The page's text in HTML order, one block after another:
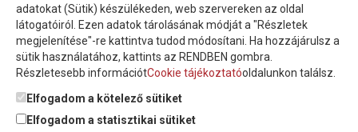
Feliratkozom a hírlevélre és nyilatkozom, hogy azadatkezelési
tájékoztatót elolvastam, megismertem és elfogadom.
adatokat (Sütik) készülékeden, web szervereken az oldal
látogatóiról. Ezen adatok tárolásának módját a "Részletek
megjelenítése"-re kattintva tudod módosítani. Ha hozzájárulsz a
sütik használatához, kattints az RENDBEN gombra.
Részletesebb információtCookie tájékoztatóoldalunkon találsz.
Elfogadom a kötelező sütiket
Elfogadom a statisztikai sütiket